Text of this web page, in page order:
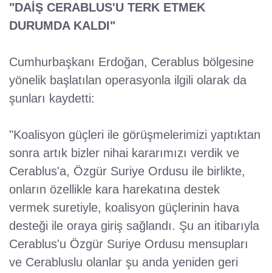
"DAİŞ CERABLUS'U TERK ETMEK
DURUMDA KALDI"
Cumhurbaşkanı Erdoğan, Cerablus bölgesine
yönelik başlatılan operasyonla ilgili olarak da
şunları kaydetti:
"Koalisyon güçleri ile görüşmelerimizi yaptıktan
sonra artık bizler nihai kararımızı verdik ve
Cerablus'a, Özgür Suriye Ordusu ile birlikte,
onların özellikle kara harekatına destek
vermek suretiyle, koalisyon güçlerinin hava
desteği ile oraya giriş sağlandı. Şu an itibarıyla
Cerablus'u Özgür Suriye Ordusu mensupları
ve Cerabluslu olanlar şu anda yeniden geri